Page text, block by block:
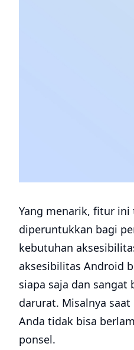
Yang menarik, fitur ini
diperuntukkan bagi
kebutuhan
aksesibilitas Android
siapa saja dan sangat
darurat. Misalnya
Anda tidak bisa
ponsel.